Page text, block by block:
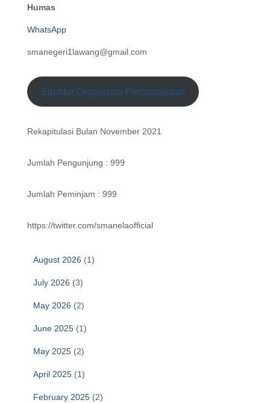
Humas
WhatsApp
smanegeri1lawang@gmail.com
Struktur Organisasi Perpustakaan
Rekapitulasi Bulan November 2021
Jumlah Pengunjung : 999
Jumlah Peminjam : 999
https://twitter.com/smanelaofficial
August 2026 (1)
July 2026 (3)
May 2026 (2)
June 2025 (1)
May 2025 (2)
April 2025 (1)
February 2025 (2)